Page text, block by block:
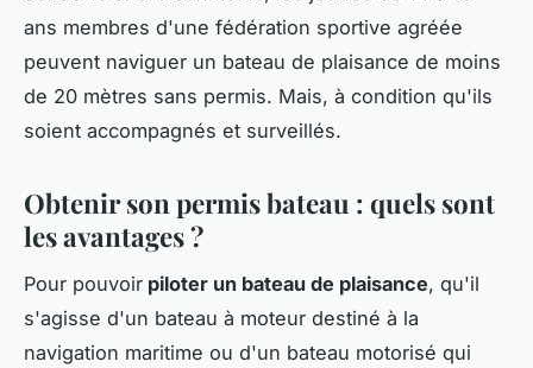
ans membres d'une fédération sportive agréée
peuvent naviguer un bateau de plaisance de moins
de 20 mètres sans permis. Mais, à condition qu'ils
soient accompagnés et surveillés.
Obtenir son permis bateau : quels sont
les avantages ?
Pour pouvoir piloter un bateau de plaisance, qu'il
s'agisse d'un bateau à moteur destiné à la
navigation maritime ou d'un bateau motorisé qui